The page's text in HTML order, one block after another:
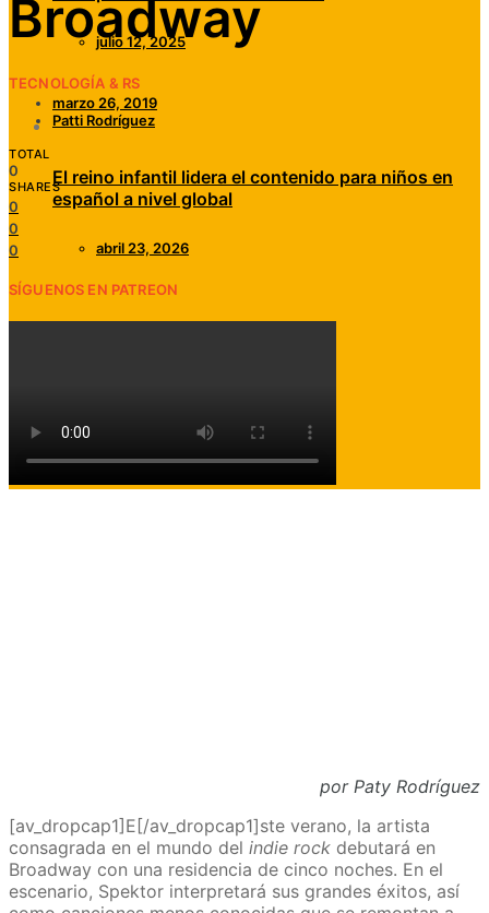
julio 12, 2025
TECNOLOGÍA & RS
El reino infantil lidera el contenido para niños en
español a nivel global
abril 23, 2026
SÍGUENOS EN PATREON
Broadway
marzo 26, 2019
Patti Rodríguez
TOTAL
0
SHARES
0
0
0
por Paty Rodríguez
[av_dropcap1]E[/av_dropcap1]ste verano, la artista
consagrada en el mundo del indie rock debutará en
Broadway con una residencia de cinco noches. En el
escenario, Spektor interpretará sus grandes éxitos, así